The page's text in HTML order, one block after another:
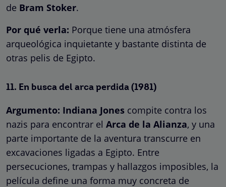
de Bram Stoker.
Por qué verla: Porque tiene una atmósfera
arqueológica inquietante y bastante distinta de
otras pelis de Egipto.
11. En busca del arca perdida (1981)
Argumento: Indiana Jones compite contra los
nazis para encontrar el Arca de la Alianza, y una
parte importante de la aventura transcurre en
excavaciones ligadas a Egipto. Entre
persecuciones, trampas y hallazgos imposibles, la
película define una forma muy concreta de